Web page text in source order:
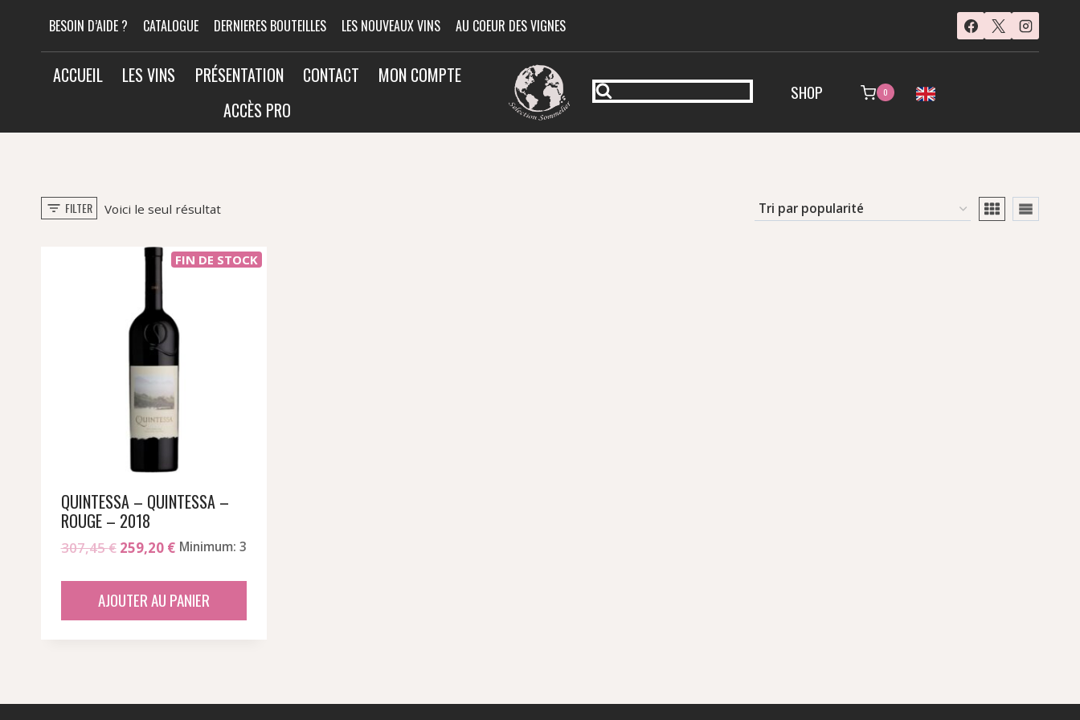
contenu
BESOIN D’AIDE ? CATALOGUE DERNIERES BOUTEILLES LES NOUVEAUX VINS AU COEUR DES VIGNES
ACCUEIL LES VINS PRÉSENTATION CONTACT
MON COMPTE
ACCÈS PRO
SHOP 0
FILTER Voici le seul résultat
FIN DE STOCK
QUINTESSA – QUINTESSA –
ROUGE – 2018
307,45€ Le
était :
259,20 €Le
est :
Minimum: 3
AJOUTER AU PANIER